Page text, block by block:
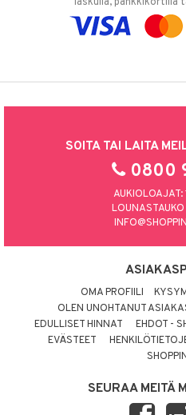
SOITA TAI LAITA
0800
OMA PROFIILI
OLEN UNOHTANUT
EDULLISET HINNAT
EHDOT -
EVÄSTEET
SEURAA MEITÄ